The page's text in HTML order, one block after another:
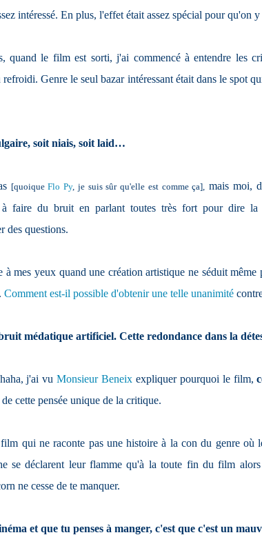
intéressé. En plus, l'effet était assez spécial pour qu'on
quand le film est sorti, j'ai commencé à entendre les
Genre le seul bazar intéressant était dans le spot
soit niais, soit laid…
[quoiqueFlo Py, je suis sûr qu'elle est comme ça], mais moi,
à faire du bruit en parlant toutes très fort pour dire la
des questions.
à mes yeux quand une création artistique ne séduit même
Comment est-il possible d'obtenir une telle unanimité
médatique artificiel. Cette redondance dans la
j'ai vuMonsieur Beneix expliquer pourquoi le film,
de cette pensée unique de la critique.
qui ne raconte pas une histoire à la con du genre où
se déclarent leur flamme qu'à la toute fin du film
ne cesse de te manquer.
et que tu penses à manger, c'est que c'est un